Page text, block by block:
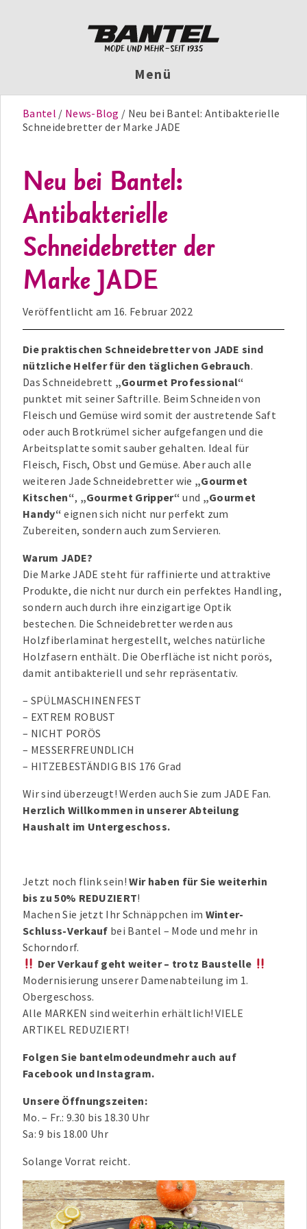
Menü
Bantel News-Blog
Neu bei Bantel: Antibakterielle
Schneidebretter der Marke JADE
Neu bei Bantel:
Antibakterielle
Schneidebretter der
Marke JADE
Veröffentlicht am 16. Februar 2022
Die praktischen Schneidebretter von JADE sind
nützliche Helfer für den täglichen Gebrauch.
Das Schneidebrett „Gourmet Professional“
punktet mit seiner Saftrille. Beim Schneiden von
Fleisch und Gemüse wird somit der austretende Saft
oder auch Brotkrümel sicher aufgefangen und die
Arbeitsplatte somit sauber gehalten. Ideal für
Fleisch, Fisch, Obst und Gemüse. Aber auch alle
weiteren Jade Schneidebretter wie „Gourmet
Kitschen“, „Gourmet Gripper“ und „Gourmet
Handy“ eignen sich nicht nur perfekt zum
Zubereiten, sondern auch zum Servieren.
Warum JADE?
Die Marke JADE steht für raffinierte und attraktive
Produkte, die nicht nur durch ein perfektes Handling,
sondern auch durch ihre einzigartige Optik
bestechen. Die Schneidebretter werden aus
Holzfiberlaminat hergestellt, welches natürliche
Holzfasern enthält. Die Oberfläche ist nicht porös,
damit antibakteriell und sehr repräsentativ.
– SPÜLMASCHINENFEST
– EXTREM ROBUST
– NICHT PORÖS
– MESSERFREUNDLICH
– HITZEBESTÄNDIG BIS 176 Grad
Wir sind überzeugt! Werden auch Sie zum JADE Fan.
Herzlich Willkommen in unserer Abteilung
Haushalt im Untergeschoss.
Jetzt noch flink sein!Wir haben für Sie weiterhin
bis zu 50% REDUZIERT!
Machen Sie jetzt Ihr Schnäppchen im Winter-
Schluss-Verkauf bei Bantel – Mode und mehr in
Schorndorf.
Der Verkauf geht weiter – trotz Baustelle
Modernisierung unserer Damenabteilung im 1.
Obergeschoss.
Alle MARKEN sind weiterhin erhältlich! VIELE
ARTIKEL REDUZIERT!
Folgen Sie bantelmodeundmehr auch auf
Facebook und Instagram.
Unsere Öffnungszeiten:
Mo. – Fr.: 9.30 bis 18.30 Uhr
Sa: 9 bis 18.00 Uhr
Solange Vorrat reicht.